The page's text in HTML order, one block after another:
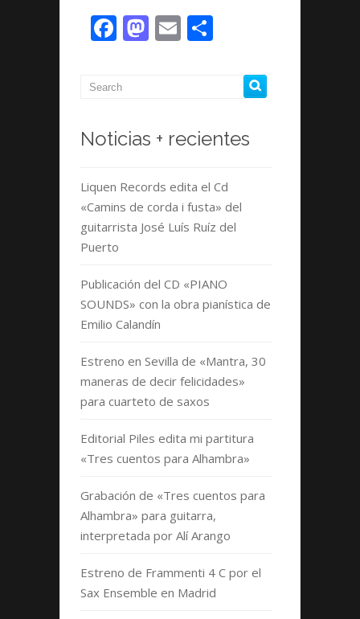
Facebook
Mastodon
Email
Noticias + recientes
Liquen Records edita el Cd
«Camins de corda i fusta» del
guitarrista José Luís Ruíz del
Puerto
Publicación del CD «PIANO
SOUNDS» con la obra pianística de
Emilio Calandín
Estreno en Sevilla de «Mantra, 30
maneras de decir felicidades»
para cuarteto de saxos
Editorial Piles edita mi partitura
«Tres cuentos para Alhambra»
Grabación de «Tres cuentos para
Alhambra» para guitarra,
interpretada por Alí Arango
Estreno de Frammenti 4 C por el
Sax Ensemble en Madrid